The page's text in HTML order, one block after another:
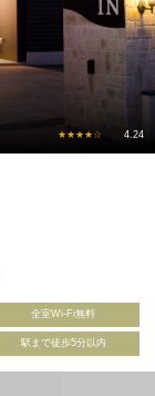
★★★★☆ 4.24
全室Wi-Fi無料
駅まで徒歩5分以内